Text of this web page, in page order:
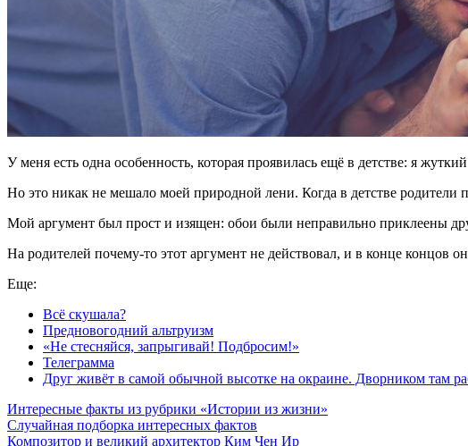
У меня есть одна особенность, которая проявилась ещё в детстве: я
Но это никак не мешало моей природной лени. Когда в детстве родители
Мой аргумент был прост и изящен: обои были неправильно приклеены
На родителей почему-то этот аргумент не действовал, и в конце концов
Еще:
Всё скушала?
Предновогодний альтруизм
«Не стесняйся, запрыгивай! Подбросим!»
Телеграмма
Друг живёт в самой обычной высотке на окраине. Дворником там
Интересные факты из рубрики «Истории из жизни»
Случайная подборка интересных фактов
Композитор и великий архитектор Ким Чен Ир